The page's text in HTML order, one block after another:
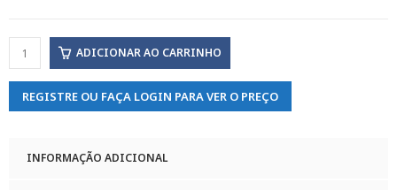
ADICIONAR AO CARRINHO
REGISTRE OU FAÇA LOGIN PARA VER O PREÇO
INFORMAÇÃO ADICIONAL